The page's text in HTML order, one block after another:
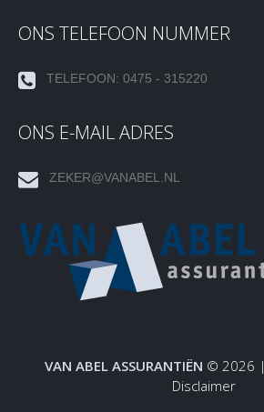
ONS TELEFOON NUMMER
TELEFOON: 0475 - 315220
ONS E-MAIL ADRES
ZEKER@VANABEL.NL
VAN ABEL ASSURANTIËN © 2026 |
Disclaimer